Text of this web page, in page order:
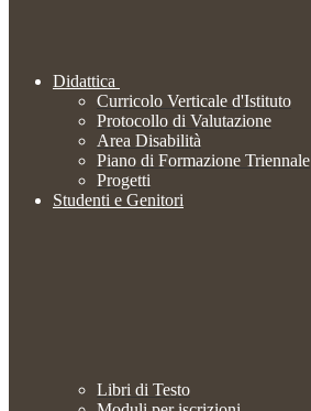
Didattica
Curricolo Verticale d'Istituto
Protocollo di Valutazione
Area Disabilità
Piano di Formazione Triennale
Progetti
Studenti e Genitori
Libri di Testo